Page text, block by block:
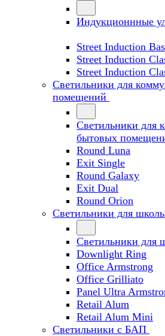
Индукционнные
Street Induction
Street Induction
Street Induction
Светильники для
помещений
Светильники для
бытовых
Round Luna
Exit Single
Round Galaxy
Exit Dual
Round Orion
Светильники для
Светильники для
Downlight Ring
Office Armstrong
Office Grilliato
Panel Ultra
Retail Alum
Retail Alum Mini
Светильники с БАП